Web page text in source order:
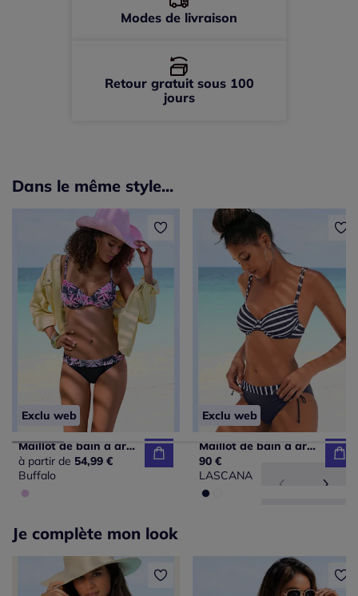
Modes de livraison
Retour gratuit sous 100
jours
Dans le même style...
Exclu web
Maillot de bain à armatures avec bonnets amovibles ajustables
à partir de 54,99 €
Buffalo
Exclu web
Maillot de bain à armatures avec rayures et bonnets amovibles
90 €
LASCANA
Je complète mon look